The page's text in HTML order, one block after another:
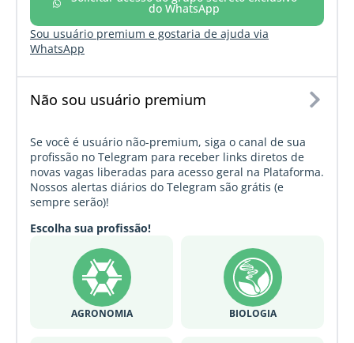
do WhatsApp
Sou usuário premium e gostaria de ajuda via
WhatsApp
Não sou usuário premium
Se você é usuário não-premium, siga o canal de sua
profissão no Telegram para receber links diretos de
novas vagas liberadas para acesso geral na Plataforma.
Nossos alertas diários do Telegram são grátis (e
sempre serão)!
Escolha sua profissão!
AGRONOMIA BIOLOGIA